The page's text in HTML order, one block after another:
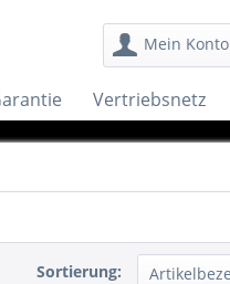
Mein Konto
Vertriebsnetz
Sortierung: